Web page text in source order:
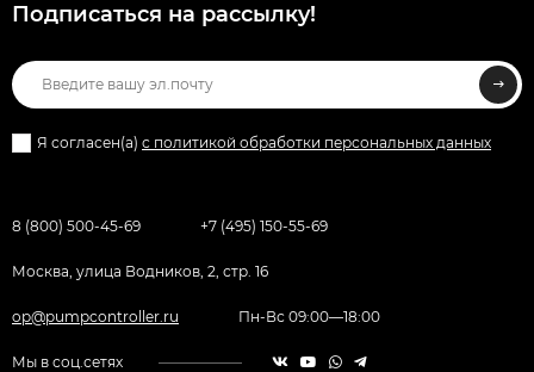
Подписаться на рассылкy!
Я согласен(a) с политикой обработки персональных данных
8 (800) 500-45-69 +7 (495) 150-55-69
Москва, улица Водников, 2, стр. 16
op@pumpcontroller.ru Пн-Вс 09:00—18:00
Мы в соц.сетях